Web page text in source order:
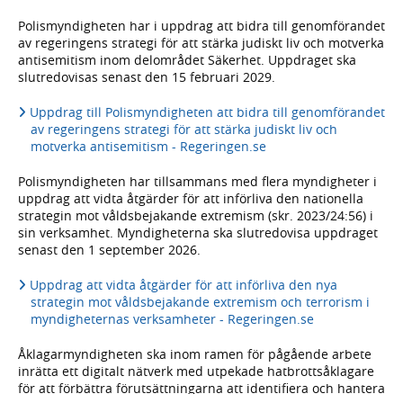
Polismyndigheten har i uppdrag att bidra till genomförandet
av regeringens strategi för att stärka judiskt liv och motverka
antisemitism inom delområdet Säkerhet. Uppdraget ska
slutredovisas senast den 15 februari 2029.
Uppdrag till Polismyndigheten att bidra till genomförandet
av regeringens strategi för att stärka judiskt liv och
motverka antisemitism - Regeringen.se
Polismyndigheten har tillsammans med flera myndigheter i
uppdrag att vidta åtgärder för att införliva den nationella
strategin mot våldsbejakande extremism (skr. 2023/24:56) i
sin verksamhet. Myndigheterna ska slutredovisa uppdraget
senast den 1 september 2026.
Uppdrag att vidta åtgärder för att införliva den nya
strategin mot våldsbejakande extremism och terrorism i
myndigheternas verksamheter - Regeringen.se
Åklagarmyndigheten ska inom ramen för pågående arbete
inrätta ett digitalt nätverk med utpekade hatbrottsåklagare
för att förbättra förutsättningarna att identifiera och hantera